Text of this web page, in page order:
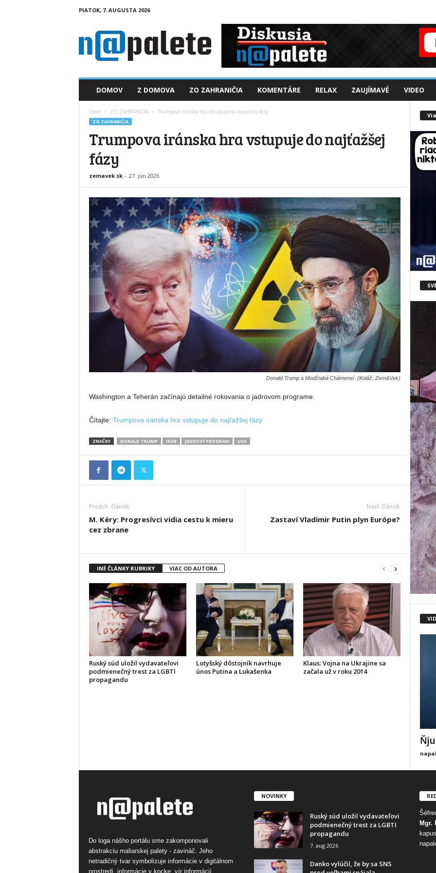
PIATOK, 7. AUGUSTA 2026
a
DOMOV Z DOMOVA ZO ZAHRANIČIA KOMENTÁRE RELAX ZAUJÍMAVÉ VIDEO
Úvod ZO ZAHRANIČIA Trumpova iránska hra vstupuje do najťažšej fázy
ZO ZAHRANIČIA
Trumpova iránska hra vstupuje do najťažšej
fázy
zemavek.sk- 27. jún 2026
Donald Trump a Modžtabá Chámeneí. (Koláž: Zem&Vek)
Washington a Teherán začínajú detailné rokovania o jadrovom programe.
Čítajte: Trumpova iránska hra vstupuje do najťažšej fázy
ZNAČKY DONALD TRUMP IRÁN JADROVÝ PROGRAM USA
Predch. článok
M. Kéry: Progresívci vidia cestu k mieru
cez zbrane
Nasl. článok
Zastaví Vladimir Putin plyn Európe?
INÉ ČLÁNKY RUBRIKY VIAC OD AUTORA
Ruský súd uložil vydavateľovi
podmienečný trest za LGBTI
propagandu
Lotyšský dôstojník navrhuje
únos Putina a Lukašenka
Klaus: Vojna na Ukrajine sa
začala už v roku 2014
Do loga nášho portálu sme zakomponovali
abstrakciu maliarskej palety - zavináč. Jeho
netradičný tvar symbolizuje informácie v digitálnom
prostredí, informácie v kocke, vír informácií.
NOVINKY
Ruský súd uložil vydavateľovi
podmienečný trest za LGBTI
propagandu
7. aug 2026
Danko vylúčil, že by sa SNS
Mgr.